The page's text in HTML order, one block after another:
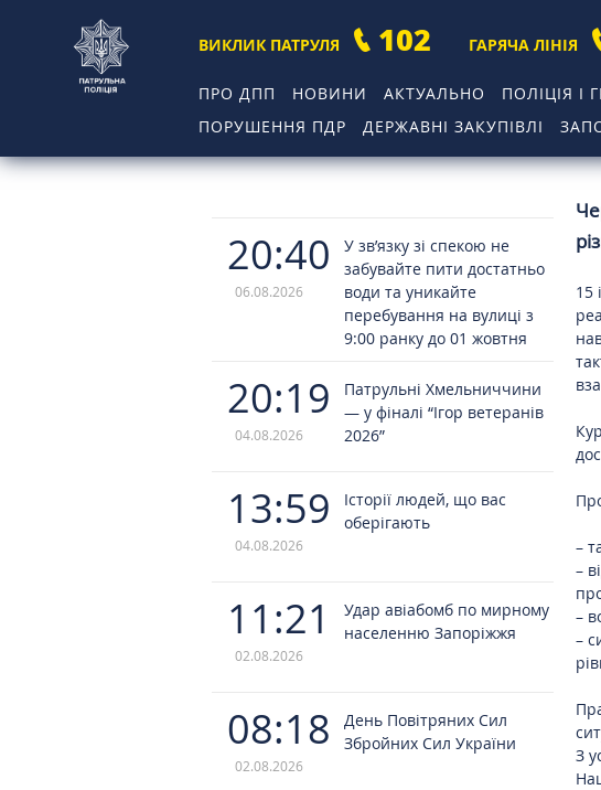
ВИКЛИК ПАТРУЛЯ 102 ГАРЯЧА ЛІНІЯ
ПРО ДПП НОВИНИ АКТУАЛЬНО ПОЛІЦІЯ І
ПОРУШЕННЯ ПДР
ДЕРЖАВНІ ЗАКУПІВЛІ
20:40
06.08.2026
У зв’язку зі спекою не
забувайте пити достатньо
води та уникайте
перебування на вулиці з
9:00 ранку до 01 жовтня
20:19
04.08.2026
Патрульні Хмельниччини
— у фіналі “Ігор ветеранів
2026”
13:59
04.08.2026
Історії людей, що вас
оберігають
11:21
02.08.2026
Удар авіабомб по мирному
населенню Запоріжжя
08:18
02.08.2026
День Повітряних Сил
Збройних Сил України
15
–
–
–
–
З